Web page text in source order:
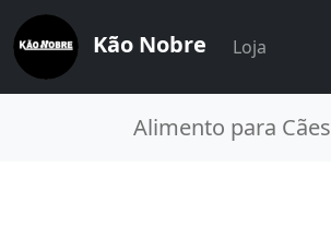
Kão Nobre Loja
Alimento para Cães